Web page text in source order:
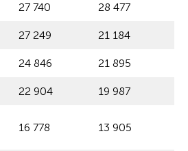
27 740 28 477
27 249 21 184
24 846 21 895
22 904 19 987
16 778 13 905